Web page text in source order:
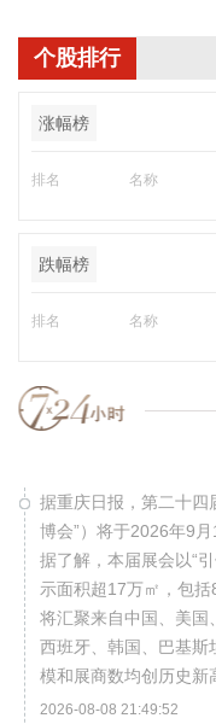
个股排行
涨幅榜
排名 名称
跌幅榜
排名 名称
据重庆日报，第二十四
博会”）将于2026年9
据了解，本届展会以“
示面积超17万㎡，包
将汇聚来自中国、美国
西班牙、韩国、巴基
模和展商数均创历史新
2026-08-08 21:49:52